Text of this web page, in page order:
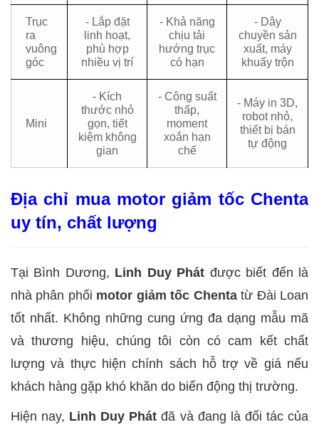
Trục
ra
vuông
góc
- Lắp đặt
linh hoạt,
phù hợp
nhiều vị trí
- Khả năng
chịu tải
hướng trục
có hạn
- Dây
chuyền sản
xuất, máy
khuấy trộn
Mini
- Kích
thước nhỏ
gọn, tiết
kiệm không
gian
- Công suất
thấp,
moment
xoắn hạn
chế
- Máy in 3D,
robot nhỏ,
thiết bị bán
tự động
Địa chỉ mua motor giảm tốc Chenta
uy tín, chất lượng
Tại Bình Dương, Linh Duy Phát được biết đến là
nhà phân phối motor giảm tốc Chentatừ Đài Loan
tốt nhất. Không những cung ứng đa dạng mẫu mã
và thương hiệu, chúng tôi còn có cam kết chất
lượng và thực hiện chính sách hỗ trợ về giá nếu
khách hàng gặp khó khăn do biến động thị trường.
Hiện nay, Linh Duy Phát đã và đang là đối tác của